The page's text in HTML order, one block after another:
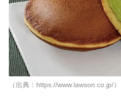
（出典：https://www.lawson.co.jp/）